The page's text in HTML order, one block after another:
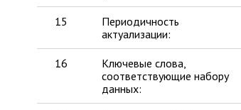
15
Периодичность
актуализации:
16
Ключевые слова,
соответствующие набору
данных: